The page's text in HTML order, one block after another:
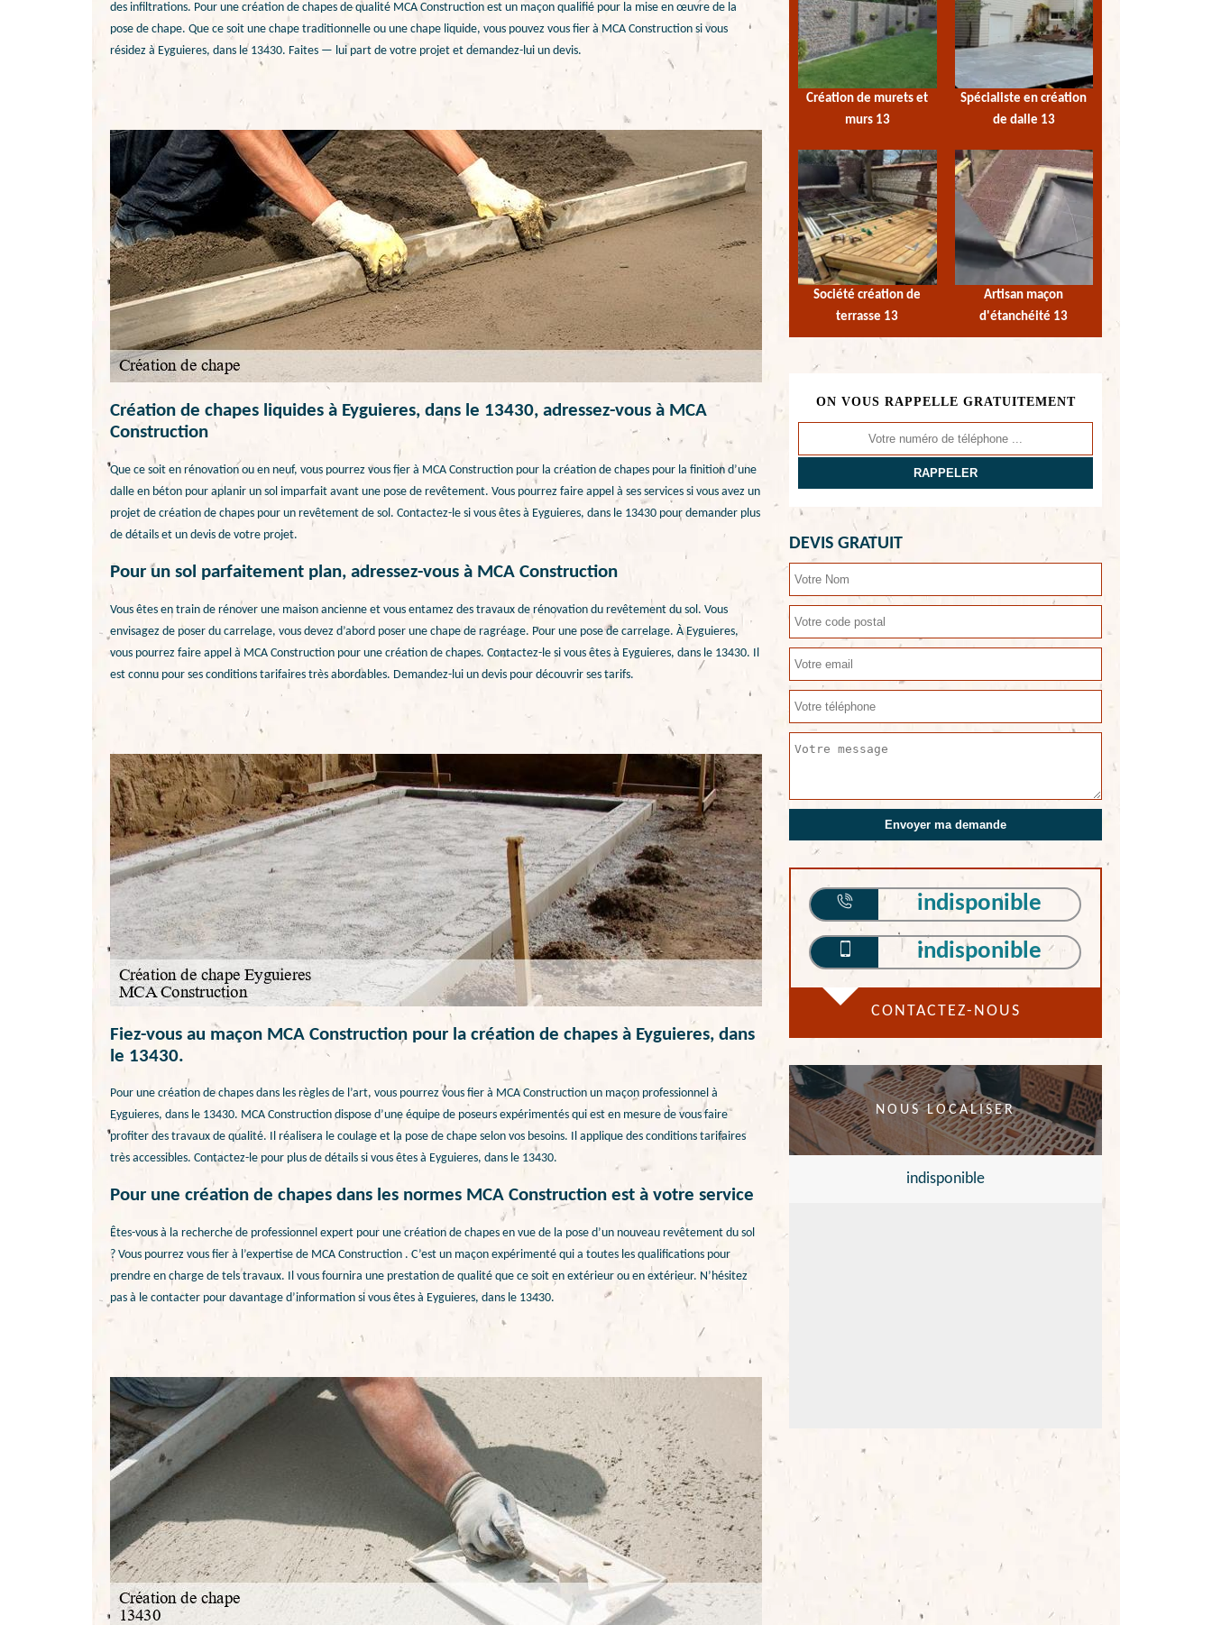
des infiltrations. Pour une création de chapes de qualité MCA Construction est un maçon qualifié pour la mise en œuvre de la
pose de chape. Que ce soit une chape traditionnelle ou une chape liquide, vous pouvez vous fier à MCA Construction si vous
résidez à Eyguieres, dans le 13430. Faites — lui part de votre projet et demandez-lui un devis.
Création de chapes liquides à Eyguieres, dans le 13430, adressez-vous à MCA
Construction
Que ce soit en rénovation ou en neuf, vous pourrez vous fier à MCA Construction pour la création de chapes pour la finition d’une
dalle en béton pour aplanir un sol imparfait avant une pose de revêtement. Vous pourrez faire appel à ses services si vous avez un
projet de création de chapes pour un revêtement de sol. Contactez-le si vous êtes à Eyguieres, dans le 13430 pour demander plus
de détails et un devis de votre projet.
Pour un sol parfaitement plan, adressez-vous à MCA Construction
Vous êtes en train de rénover une maison ancienne et vous entamez des travaux de rénovation du revêtement du sol. Vous
envisagez de poser du carrelage, vous devez d’abord poser une chape de ragréage. Pour une pose de carrelage. À Eyguieres,
vous pourrez faire appel à MCA Construction pour une création de chapes. Contactez-le si vous êtes à Eyguieres, dans le 13430. Il
est connu pour ses conditions tarifaires très abordables. Demandez-lui un devis pour découvrir ses tarifs.
Fiez-vous au maçon MCA Construction pour la création de chapes à Eyguieres, dans
le 13430.
Pour une création de chapes dans les règles de l’art, vous pourrez vous fier à MCA Construction un maçon professionnel à
Eyguieres, dans le 13430. MCA Construction dispose d’une équipe de poseurs expérimentés qui est en mesure de vous faire
profiter des travaux de qualité. Il réalisera le coulage et la pose de chape selon vos besoins. Il applique des conditions tarifaires
très accessibles. Contactez-le pour plus de détails si vous êtes à Eyguieres, dans le 13430.
Pour une création de chapes dans les normes MCA Construction est à votre service
Êtes-vous à la recherche de professionnel expert pour une création de chapes en vue de la pose d’un nouveau revêtement du sol
? Vous pourrez vous fier à l’expertise de MCA Construction . C’est un maçon expérimenté qui a toutes les qualifications pour
prendre en charge de tels travaux. Il vous fournira une prestation de qualité que ce soit en extérieur ou en extérieur. N’hésitez
pas à le contacter pour davantage d’information si vous êtes à Eyguieres, dans le 13430.
Création de murets et
murs 13
Spécialiste en création
de dalle 13
Société création de
terrasse 13
Artisan maçon
d'étanchéité 13
ON VOUS RAPPELLE GRATUITEMENT
DEVIS GRATUIT
indisponible
indisponible
CONTACTEZ-NOUS
NOUS LOCALISER
indisponible